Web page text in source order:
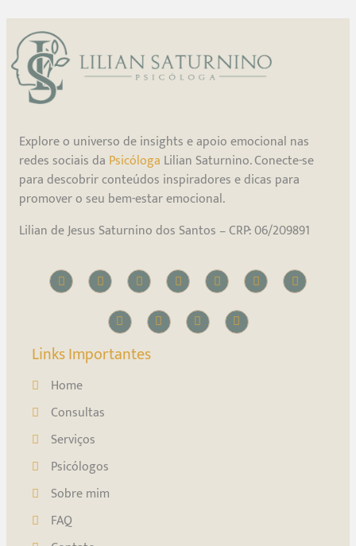
Explore o universo de insights e apoio emocional nas
redes sociais da Psicóloga Lilian Saturnino. Conecte-se
para descobrir conteúdos inspiradores e dicas para
promover o seu bem-estar emocional.
Lilian de Jesus Saturnino dos Santos – CRP: 06/209891
Links Importantes
Home
Consultas
Serviços
Psicólogos
Sobre mim
FAQ